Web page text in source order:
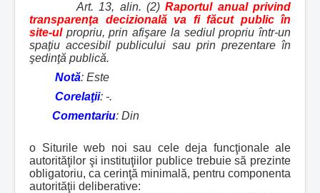
Art. 13, alin. (2)Raportul anual privind
transparenţa decizională va fi făcut public în
site-ulpropriu, prin afişare la sediul propriu într-un
spaţiu accesibil publicului sau prin prezentare în
şedinţă publică.
Notă: Este
Corelaţii: -.
Comentariu: Din
o Siturile web noi sau cele deja funcţionale ale
autorităţilor şi instituţiilor publice trebuie să prezinte
obligatoriu, ca cerinţă minimală, pentru componenta
autorităţii deliberative: